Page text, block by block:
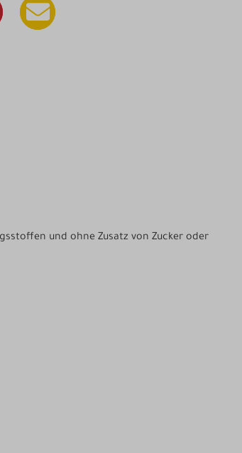
und ohne Zusatz von Zucker oder